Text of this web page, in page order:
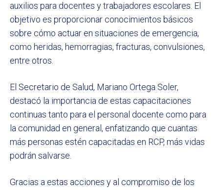
auxilios para docentes y trabajadores escolares. El
objetivo es proporcionar conocimientos básicos
sobre cómo actuar en situaciones de emergencia,
como heridas, hemorragias, fracturas, convulsiones,
entre otros.
El Secretario de Salud, Mariano Ortega Soler,
destacó la importancia de estas capacitaciones
continuas tanto para el personal docente como para
la comunidad en general, enfatizando que cuantas
más personas estén capacitadas en RCP, más vidas
podrán salvarse.
Gracias a estas acciones y al compromiso de los